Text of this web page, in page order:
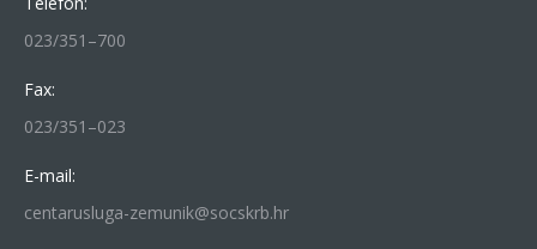
023/351–700
Fax:
023/351–023
E-mail:
centarusluga-zemunik@socskrb.hr